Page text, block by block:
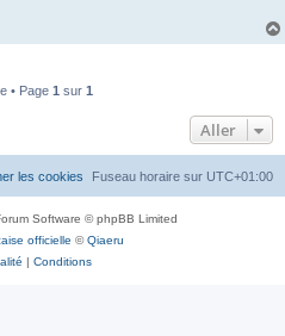
• Page 1 sur 1
Aller
Fuseau horaire sur UTC+01:00
les cookies
Software © phpBB Limited
officielle ©Qiaeru
| Conditions